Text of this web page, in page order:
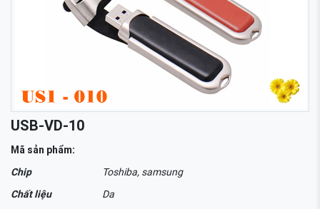
USB-VD-10
Mã sản phẩm:
Chip
Toshiba, samsung
Chất liệu
Da